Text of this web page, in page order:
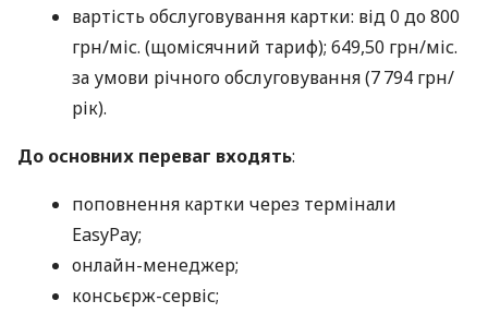
вартість обслуговування картки: від 0 до 800
грн/міс. (щомісячний тариф); 649,50 грн/міс.
за умови річного обслуговування (7 794 грн/
рік).
До основних переваг входять:
поповнення картки через термінали
EasyPay;
онлайн-менеджер;
консьєрж-сервіс;